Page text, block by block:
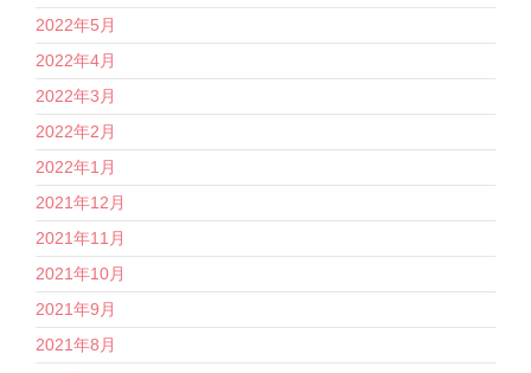
2022年5月
2022年4月
2022年3月
2022年2月
2022年1月
2021年12月
2021年11月
2021年10月
2021年9月
2021年8月